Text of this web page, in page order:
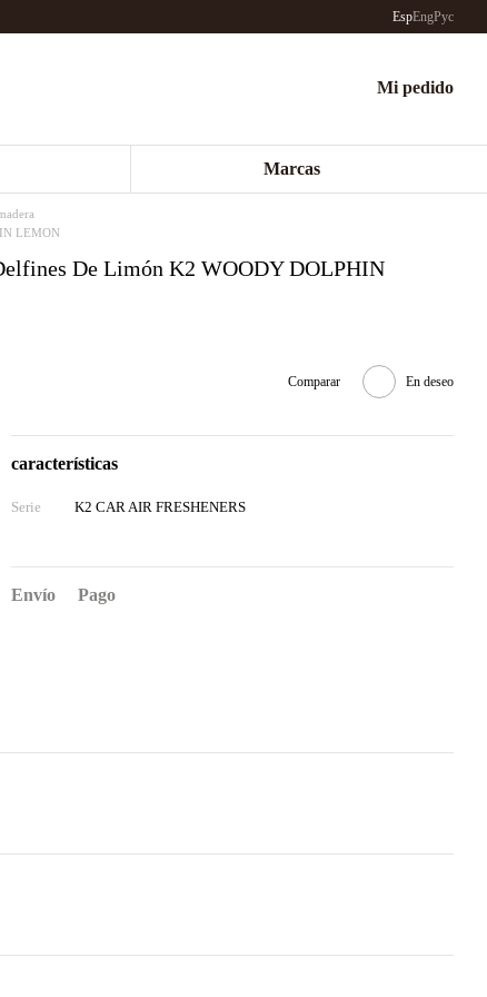
EspEngРус
Mi pedido
Marcas
LEMON
De Limón K2 WOODY DOLPHIN
Comparar En deseo
características
Serie K2 CAR AIR FRESHENERS
Envío Pago